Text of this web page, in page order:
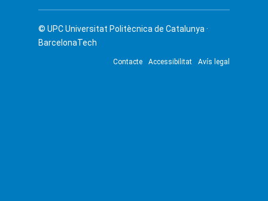
© UPCUniversitat Politècnica de Catalunya ·
BarcelonaTech
Contacte Accessibilitat Avís legal